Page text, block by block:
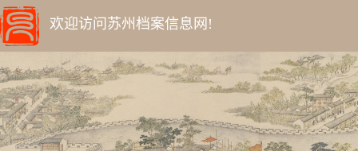
欢迎访问苏州档案信息网!